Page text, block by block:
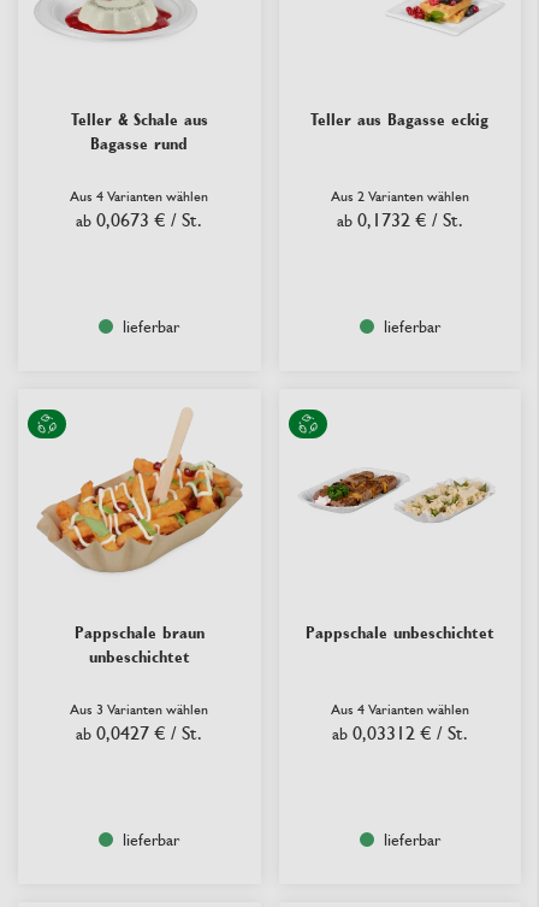
Teller & Schale aus
Bagasse rund
Aus 4 Varianten wählen
ab 0,0673 € / St.
lieferbar
Teller aus Bagasse eckig
Aus 2 Varianten wählen
ab 0,1732 € / St.
lieferbar
Pappschale braun
unbeschichtet
Aus 3 Varianten wählen
ab 0,0427 € / St.
lieferbar
Pappschale unbeschichtet
Aus 4 Varianten wählen
ab 0,03312 € / St.
lieferbar